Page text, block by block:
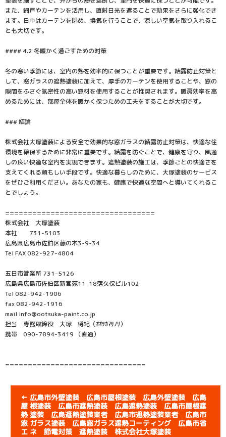
また、網戸やカーテンを活用し、直射日光を遮ることで効果をさらに強化でき
ます。日中はカーテンを閉め、換気を行うことで、涼しい空気を取り入れるこ
とも大切です。
#### 4.2 冬暖かく過ごすための対策
冬の寒い季節には、室内の熱を効率的に保つことが重要です。結露防止対策と
して、窓ガラスの遮熱塗装に加えて、厚手のカーテンを使用することや、窓の
隙間をふさぐ気密性の高い窓材を使用することが推奨されます。暖房効率を高
めるためには、部屋全体を暖かく保つための工夫をすることが大切です。
### 結論
株式会社大塚塗装による安全で効果的な窓ガラスの結露防止対策は、快適な住
環境を確保するために非常に重要です。結露を防ぐことで、健康を守り、風通
しの良い快適な室内を実現できます。遮熱塗装の施工は、季節ごとの快適さを
支えてくれる頼もしい手段です。快適な暮らしのために、大塚塗装のサービス
をぜひご利用ください。あなたの家も、健康で快適な空間へと導いてくれるこ
とでしょう。
=================================
株式会社 大塚塗装
本社 731-5103
広島県広島市佐伯区藤の木3-9-34
Tel FAX 082-927-4804
五日市営業所 731-5126
広島県広島市佐伯区新宮苑11-18落久保ビル102
Tel 082-942-1906
fax 082-942-1916
mail info@ootsuka-paint.co.jp
担当 専務取締役 大塚 将紀（ｵｵﾂｶﾏｻﾉﾘ）
携帯 090-7894-3419 （直通）
===============================
← 広島市外壁塗装 広島市屋根塗装 広島外壁塗装 広島
屋 根塗装 広島市遮熱塗装 広島遮熱塗装 広島市屋根遮
熱 塗装 広島遮熱塗装業者 広島市遮熱塗装業者 広島市
窓 ガラス塗装 広島窓ガラス遮熱コーティング 広島市省
エ ネ 節電対策 遮熱塗装 株式会社大塚塗装